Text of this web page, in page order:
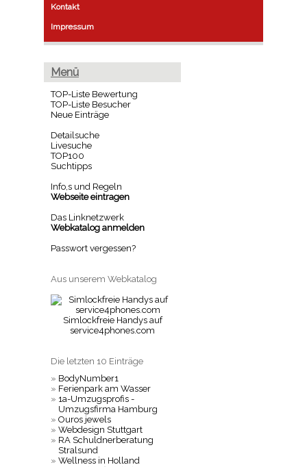
Kontakt
Impressum
Menü
TOP-Liste Bewertung
TOP-Liste Besucher
Neue Einträge
Detailsuche
Livesuche
TOP100
Suchtipps
Info,s und Regeln
Webseite eintragen
Das Linknetzwerk
Webkatalog anmelden
Passwort vergessen?
Aus unserem Webkatalog
Simlockfreie Handys auf
service4phones.com
Die letzten 10 Einträge
» BodyNumber1
» Ferienpark am Wasser
» 1a-Umzugsprofis -
Umzugsfirma Hamburg
» Ouros jewels
» Webdesign Stuttgart
» RA Schuldnerberatung
Stralsund
» Wellness in Holland